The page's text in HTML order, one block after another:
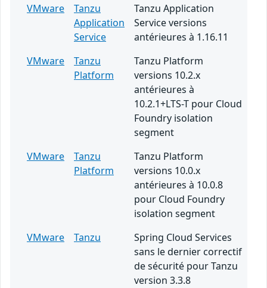
VMware
Tanzu
Application
Service
Tanzu Application
Service versions
antérieures à 1.16.11
VMware
Tanzu
Platform
Tanzu Platform
versions 10.2.x
antérieures à
10.2.1+LTS-T pour Cloud
Foundry isolation
segment
VMware
Tanzu
Platform
Tanzu Platform
versions 10.0.x
antérieures à 10.0.8
pour Cloud Foundry
isolation segment
VMware
Tanzu
Spring Cloud Services
sans le dernier correctif
de sécurité pour Tanzu
version 3.3.8